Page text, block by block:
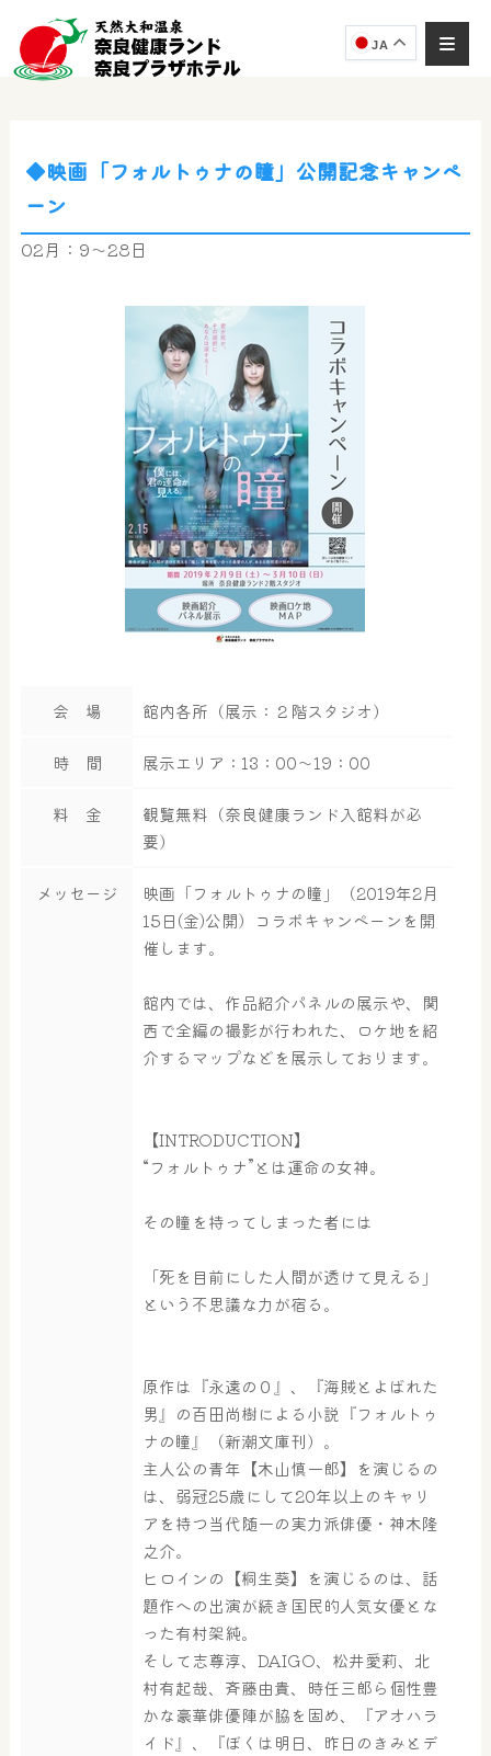
JA
◆映画「フォルトゥナの瞳」公開記念キャンペ
ーン
02月：9～28日
会 場 館内各所（展示：２階スタジオ）
時 間 展示エリア：13：00～19：00
料 金
観覧無料（奈良健康ランド入館料が必
要）
メッセージ
映画「フォルトゥナの瞳」（2019年2月
15日(金)公開）コラボキャンペーンを開
催します。
館内では、作品紹介パネルの展示や、関
西で全編の撮影が行われた、ロケ地を紹
介するマップなどを展示しております。
【INTRODUCTION】
“フォルトゥナ”とは運命の女神。
その瞳を持ってしまった者には
「死を目前にした人間が透けて見える」
という不思議な力が宿る。
原作は『永遠の０』、『海賊とよばれた
男』の百田尚樹による小説『フォルトゥ
ナの瞳』（新潮文庫刊）。
主人公の青年【木山慎一郎】を演じるの
は、弱冠25歳にして20年以上のキャリ
アを持つ当代随一の実力派俳優・神木隆
之介。
ヒロインの【桐生葵】を演じるのは、話
題作への出演が続き国民的人気女優とな
った有村架純。
そして志尊淳、DAIGO、松井愛莉、北
村有起哉、斉藤由貴、時任三郎ら個性豊
かな豪華俳優陣が脇を固め、『アオハラ
イド』、『ぼくは明日、昨日のきみとデ